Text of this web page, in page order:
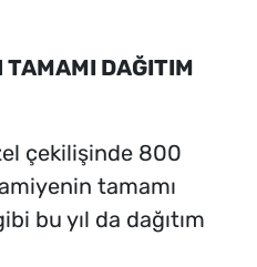
DAĞITIM
çekilişinde 800
tamamı
bu yıl da dağıtım